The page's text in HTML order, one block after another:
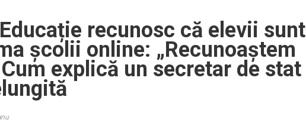
recunosc că elevii sunt
școlii online: „Recunoaștem
explică un secretar de stat